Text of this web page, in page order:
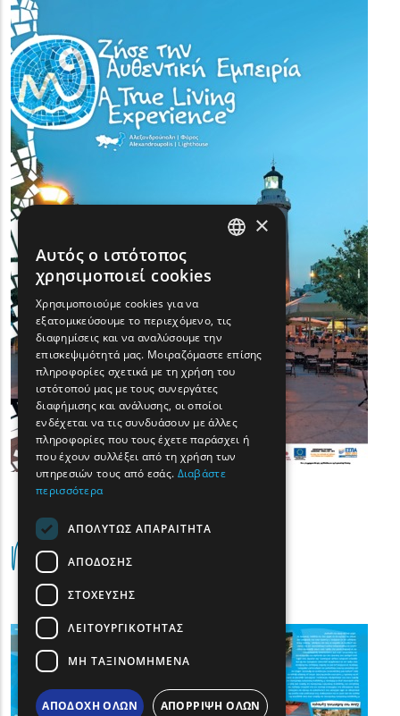
Maps
(image)
FRENCH
BULGARIAN
ROMANIAN
TURKISH
×
Αυτός ο ιστότοπος
χρησιμοποιεί cookies
Χρησιμοποιούμε cookies για να
εξατομικεύσουμε το περιεχόμενο, τις
διαφημίσεις και να αναλύσουμε την
επισκεψιμότητά μας. Μοιραζόμαστε επίσης
πληροφορίες σχετικά με τη χρήση του
ιστότοπού μας με τους συνεργάτες
διαφήμισης και ανάλυσης, οι οποίοι
ενδέχεται να τις συνδυάσουν με άλλες
πληροφορίες που τους έχετε παράσχει ή
που έχουν συλλέξει από τη χρήση των
υπηρεσιών τους από εσάς. Διαβάστε
περισσότερα
ΑΠΟΛΎΤΩΣ ΑΠΑΡΑΊΤΗΤΑ
ΑΠΌΔΟΣΗΣ
ΣΤΌΧΕΥΣΗΣ
ΛΕΙΤΟΥΡΓΙΚΌΤΗΤΑΣ
ΜΗ ΤΑΞΙΝΟΜΗΜΈΝΑ
ΑΠΟΔΟΧΉ ΌΛΩΝ ΑΠΌΡΡΙΨΗ ΌΛΩΝ